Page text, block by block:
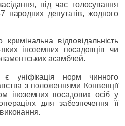
під час голосування
народних депутатів, жодного
відповідальність
іноземних посадовців чи
асамблей.
є уніфікація норм чинного
з положеннями Конвенції
іноземних посадових осіб у
для забезпечення її